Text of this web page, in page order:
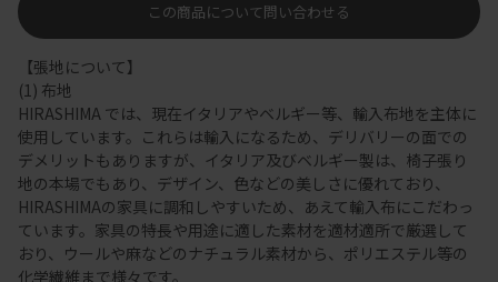
この商品について問い合わせる
【張地について】
(1) 布地
HIRASHIMA では、現在イタリアやベルギー等、輸入布地を主体に
使用しています。これらは輸入になるため、デリバリーの面での
デメリットもありますが、イタリア及びベルギー製は、椅子張り
地の本場でもあり、デザイン、色などの美しさに優れており、
HIRASHIMAの家具に調和しやすいため、あえて輸入布にこだわっ
ています。家具の特長や用途に適した素材を適材適所で厳選して
おり、ウールや麻などのナチュラル素材から、ポリエステル等の
化学繊維まで様々です。